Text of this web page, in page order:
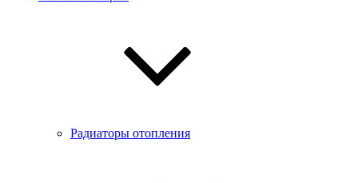
Радиаторы отопления